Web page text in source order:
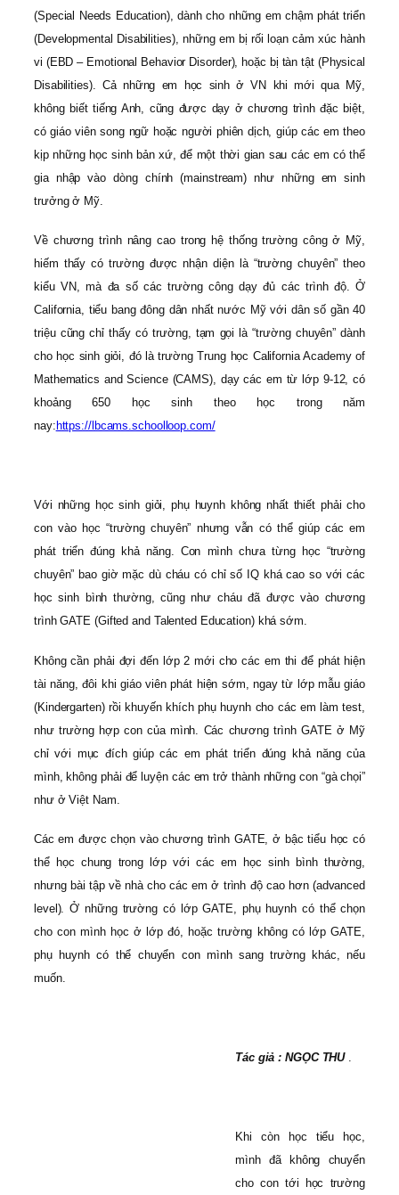
(Special Needs Education), dành cho những em chậm phát triển
(Developmental Disabilities), những em bị rối loạn cảm xúc hành
vi (EBD – Emotional Behavior Disorder), hoặc bị tàn tật (Physical
Disabilities). Cả những em học sinh ở VN khi mới qua Mỹ,
không biết tiếng Anh, cũng được dạy ở chương trình đặc biệt,
có giáo viên song ngữ hoặc người phiên dịch, giúp các em theo
kịp những học sinh bản xứ, để một thời gian sau các em có thể
gia nhập vào dòng chính (mainstream) như những em sinh
trưởng ở Mỹ.
Về chương trình nâng cao trong hệ thống trường công ở Mỹ,
hiếm thấy có trường được nhận diện là “trường chuyên” theo
kiểu VN, mà đa số các trường công dạy đủ các trình độ. Ở
California, tiểu bang đông dân nhất nước Mỹ với dân số gần 40
triệu cũng chỉ thấy có trường, tạm gọi là “trường chuyên” dành
cho học sinh giỏi, đó là trường Trung học California Academy of
Mathematics and Science (CAMS), dạy các em từ lớp 9-12, có
khoảng 650 học sinh theo học trong năm
nay: https://lbcams.schoolloop.com/
Với những học sinh giỏi, phụ huynh không nhất thiết phải cho
con vào học “trường chuyên” nhưng vẫn có thể giúp các em
phát triển đúng khả năng. Con mình chưa từng học “trường
chuyên” bao giờ mặc dù cháu có chỉ số IQ khá cao so với các
học sinh bình thường, cũng như cháu đã được vào chương
trình GATE (Gifted and Talented Education) khá sớm.
Không cần phải đợi đến lớp 2 mới cho các em thi để phát hiện
tài năng, đôi khi giáo viên phát hiện sớm, ngay từ lớp mẫu giáo
(Kindergarten) rồi khuyến khích phụ huynh cho các em làm test,
như trường hợp con của mình. Các chương trình GATE ở Mỹ
chỉ với mục đích giúp các em phát triển đúng khả năng của
mình, không phải để luyện các em trở thành những con “gà chọi”
như ở Việt Nam.
Các em được chọn vào chương trình GATE, ở bậc tiểu học có
thể học chung trong lớp với các em học sinh bình thường,
nhưng bài tập về nhà cho các em ở trình độ cao hơn (advanced
level). Ở những trường có lớp GATE, phụ huynh có thể chọn
cho con mình học ở lớp đó, hoặc trường không có lớp GATE,
phụ huynh có thể chuyển con mình sang trường khác, nếu
muốn.
Tác giả : NGỌC THU .
Khi còn học tiểu học,
mình đã không chuyển
cho con tới học trường